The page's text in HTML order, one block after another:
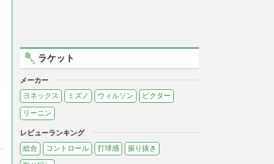
ラケット
メーカー
ヨネックス
ミズノ ウィルソン ビクター
リーニン
レビューランキング
総合
コントロール 打球感 振り抜き